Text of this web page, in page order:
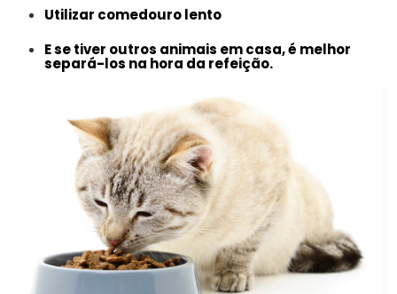
Utilizar comedouro lento
E se tiver outros animais em casa, é melhor
separá-los na hora da refeição.